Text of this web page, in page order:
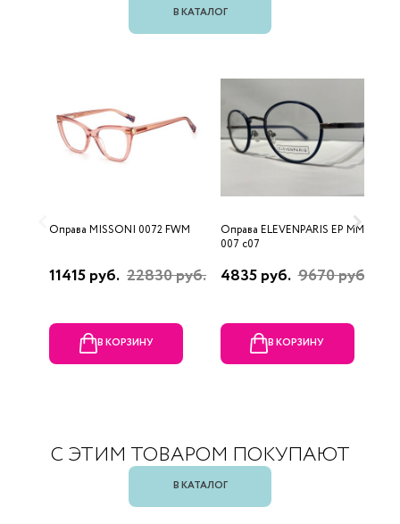
В КАТАЛОГ
Оправа MISSONI 0072 FWM
11415 руб. 22830 руб.
В КОРЗИНУ
Оправа ELEVENPARIS EP MM
007 c07
4835 руб. 9670 руб.
В КОРЗИНУ
С ЭТИМ ТОВАРОМ ПОКУПАЮТ
В КАТАЛОГ